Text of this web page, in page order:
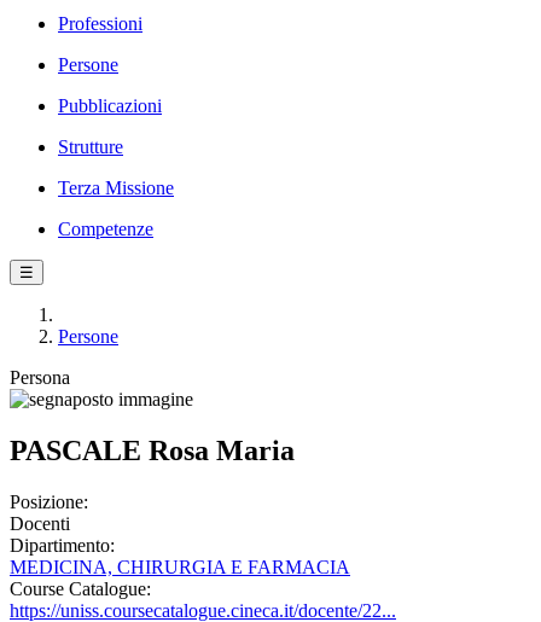
Professioni
Persone
Pubblicazioni
Strutture
Terza Missione
Competenze
☰
Persone
Persona
PASCALE Rosa Maria
Posizione:
Docenti
Dipartimento:
MEDICINA, CHIRURGIA E FARMACIA
Course Catalogue:
https://uniss.coursecatalogue.cineca.it/docente/22...